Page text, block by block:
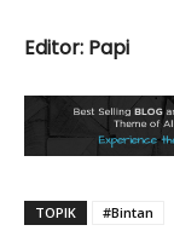
Editor: Papi
TOPIK #Bintan